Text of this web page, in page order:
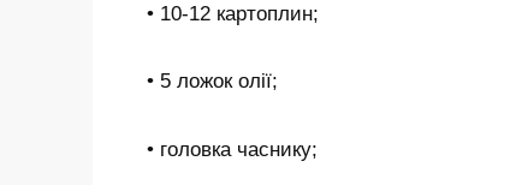
• 10-12 картоплин;
• 5 ложок олії;
• головка часнику;